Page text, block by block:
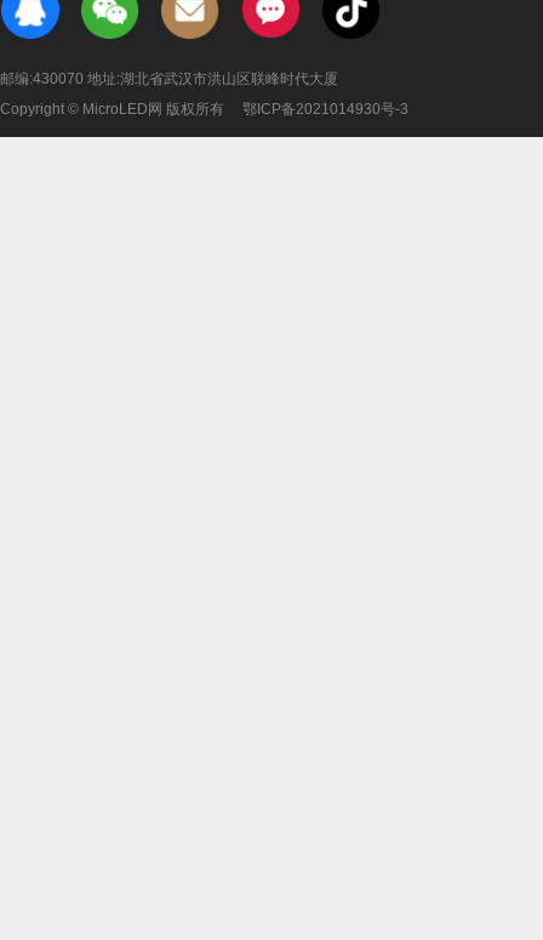
邮编:430070 地址:湖北省武汉市洪山区联峰时代大厦
Copyright © MicroLED网 版权所有 鄂ICP备2021014930号-3